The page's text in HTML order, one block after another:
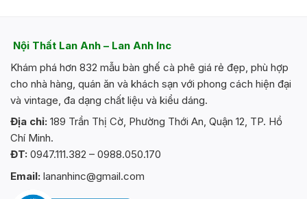
Nội Thất Lan Anh – Lan Anh Inc
Khám phá hơn 832 mẫu bàn ghế cà phê giá rẻ đẹp, phù hợp
cho nhà hàng, quán ăn và khách sạn với phong cách hiện đại
và vintage, đa dạng chất liệu và kiểu dáng.
Địa chỉ: 189 Trần Thị Cờ, Phường Thới An, Quận 12, TP. Hồ
Chí Minh.
ĐT: 0947.111.382 – 0988.050.170
Email: lananhinc@gmail.com